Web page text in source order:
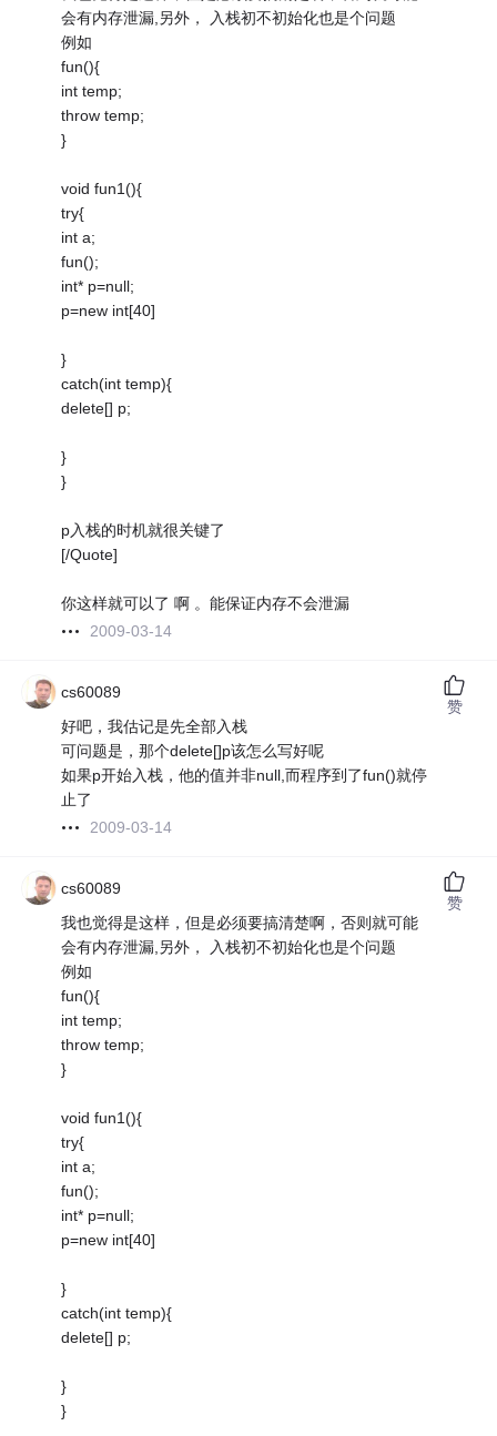
会有内存泄漏,另外， 入栈初不初始化也是个问题
例如
fun(){
int temp;
throw temp;
}
void fun1(){
try{
int a;
fun();
int* p=null;
p=new int[40]
}
catch(int temp){
delete[] p;
}
}
p入栈的时机就很关键了
[/Quote]
你这样就可以了 啊 。能保证内存不会泄漏
2009-03-14
cs60089
好吧，我估记是先全部入栈
可问题是，那个delete[]p该怎么写好呢
如果p开始入栈，他的值并非null,而程序到了fun()就停
止了
2009-03-14
赞
cs60089
我也觉得是这样，但是必须要搞清楚啊，否则就可能
会有内存泄漏,另外， 入栈初不初始化也是个问题
例如
fun(){
int temp;
throw temp;
}
void fun1(){
try{
int a;
fun();
int* p=null;
p=new int[40]
}
catch(int temp){
delete[] p;
}
}
赞